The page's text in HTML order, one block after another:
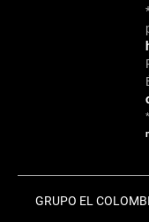
GRUPO EL